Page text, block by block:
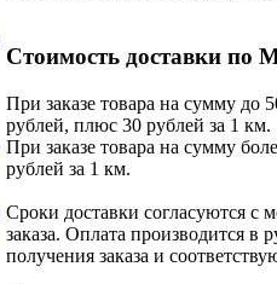
Стоимость доставки по
При заказе товара на сумму до
рублей, плюс 30 рублей за 1 км.
При заказе товара на сумму
рублей за 1 км.
Сроки доставки согласуются
заказа. Оплата производится в
получения заказа и